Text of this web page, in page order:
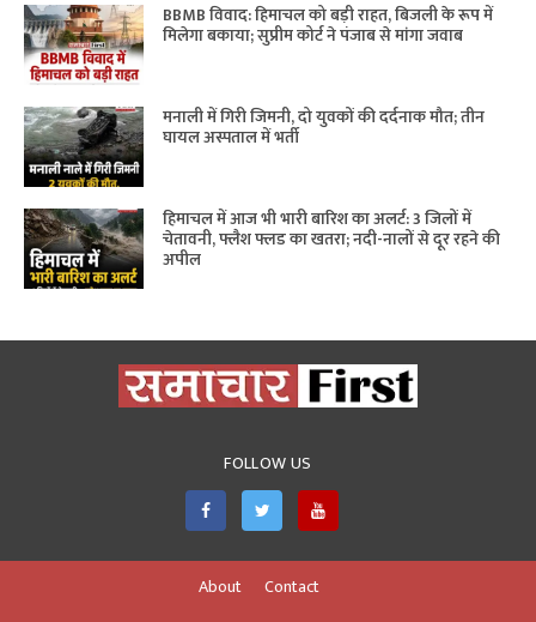
BBMB विवाद: हिमाचल को बड़ी राहत, बिजली के रूप में
मिलेगा बकाया; सुप्रीम कोर्ट ने पंजाब से मांगा जवाब
मनाली में गिरी जिमनी, दो युवकों की दर्दनाक मौत; तीन
घायल अस्पताल में भर्ती
हिमाचल में आज भी भारी बारिश का अलर्ट: 3 जिलों में
चेतावनी, फ्लैश फ्लड का खतरा; नदी-नालों से दूर रहने की
अपील
FOLLOW US
About
Contact